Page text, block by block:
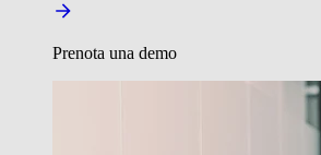
Prenota una demo